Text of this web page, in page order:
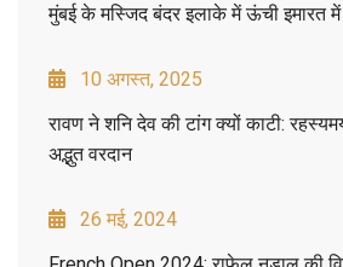
मुंबई के मस्जिद बंदर इलाके में ऊंची इमारत
10 अगस्त, 2025
रावण ने शनि देव की टांग क्यों काटी:
अद्भुत वरदान
26 मई, 2024